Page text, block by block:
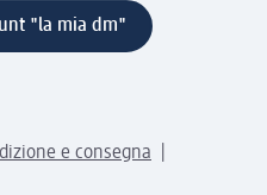
"la mia dm"
e consegna